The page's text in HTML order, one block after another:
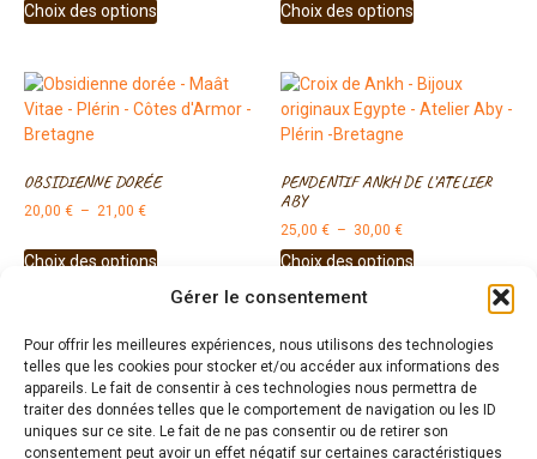
Gérer le consentement
Pour offrir les meilleures expériences, nous utilisons des technologies
telles que les cookies pour stocker et/ou accéder aux informations des
appareils. Le fait de consentir à ces technologies nous permettra de
traiter des données telles que le comportement de navigation ou les ID
uniques sur ce site. Le fait de ne pas consentir ou de retirer son
consentement peut avoir un effet négatif sur certaines caractéristiques
Choix des options Choix des options
OBSIDIENNE DORÉE
20,00 € – 21,00 €
Choix des options
PENDENTIF ANKH DE L’ATELIER
ABY
25,00 € – 30,00 €
Choix des options
1 2 →
Bonjour ! Je suis à votre écoute.